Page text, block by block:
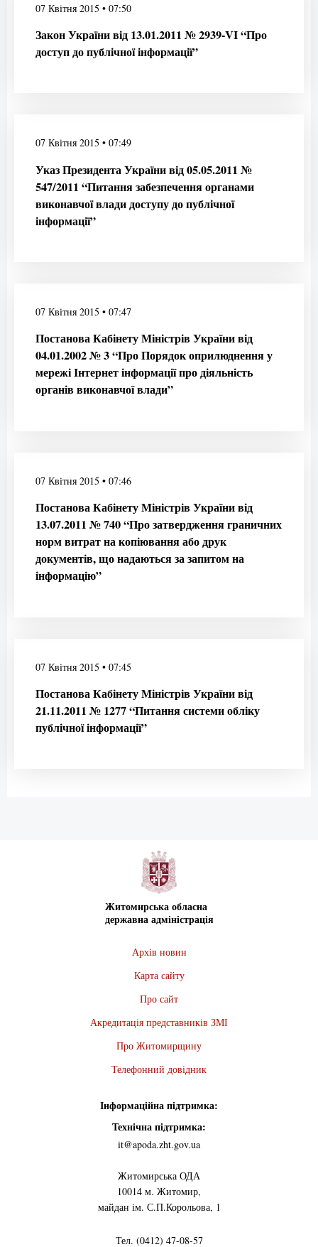
07 Квітня 2015 • 07:50
Закон України від 13.01.2011 № 2939-VI “Про
доступ до публічної інформації”
07 Квітня 2015 • 07:49
Указ Президента України від 05.05.2011 №
547/2011 “Питання забезпечення органами
виконавчої влади доступу до публічної
інформації”
07 Квітня 2015 • 07:47
Постанова Кабінету Міністрів України від
04.01.2002 № 3 “Про Порядок оприлюднення у
мережі Інтернет інформації про діяльність
органів виконавчої влади”
07 Квітня 2015 • 07:46
Постанова Кабінету Міністрів України від
13.07.2011 № 740 “Про затвердження граничних
норм витрат на копіювання або друк
документів, що надаються за запитом на
інформацію”
07 Квітня 2015 • 07:45
Постанова Кабінету Міністрів України від
21.11.2011 № 1277 “Питання системи обліку
публічної інформації”
Житомирська обласна
державна адміністрація
Архів новин
Карта сайту
Про сайт
Акредитація представників ЗМІ
Про Житомирщину
Телефонний довідник
Інформаційна підтримка:
Технічна підтримка:
it@apoda.zht.gov.ua
Житомирська ОДА
10014 м. Житомир,
майдан ім. С.П.Корольова, 1
Тел. (0412) 47-08-57